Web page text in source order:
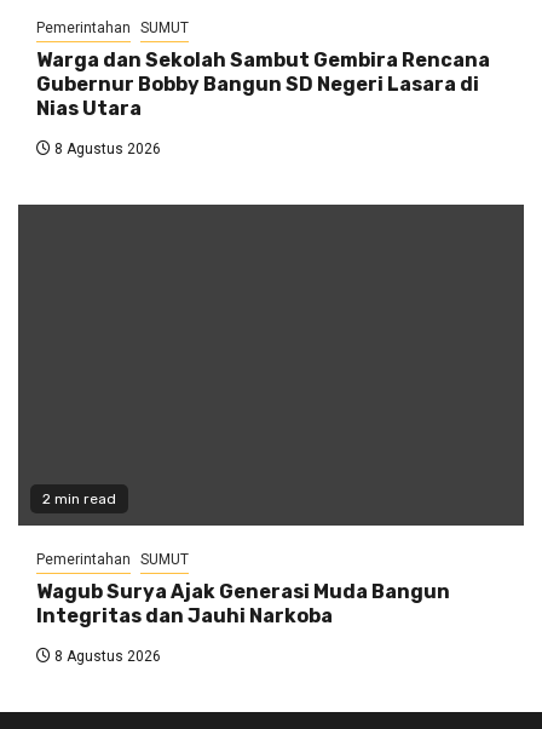
Pemerintahan SUMUT
Warga dan Sekolah Sambut Gembira Rencana
Gubernur Bobby Bangun SD Negeri Lasara di
Nias Utara
8 Agustus 2026
2 min read
Pemerintahan SUMUT
Wagub Surya Ajak Generasi Muda Bangun
Integritas dan Jauhi Narkoba
8 Agustus 2026